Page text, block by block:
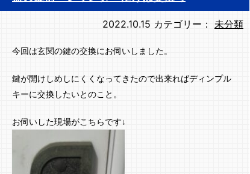
2022.10.15 カテゴリー： 未分類
今回は玄関の鍵の交換にお伺いしました。
鍵が開けしめしにくくなってきたので出来ればディンプル
キーに交換したいとのこと。
お伺いした現場がこちらです↓